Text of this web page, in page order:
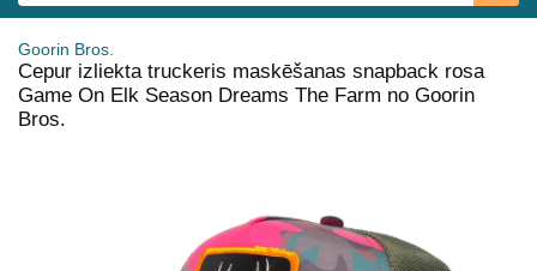
Goorin Bros.
Cepur izliekta truckeris maskēšanas snapback rosa
Game On Elk Season Dreams The Farm no Goorin
Bros.